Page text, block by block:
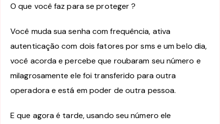
O que você faz para se proteger ?
Você muda sua senha com frequência, ativa
autenticação com dois fatores por sms e um belo dia,
você acorda e percebe que roubaram seu número e
milagrosamente ele foi transferido para outra
operadora e está em poder de outra pessoa.
E que agora é tarde, usando seu número ele